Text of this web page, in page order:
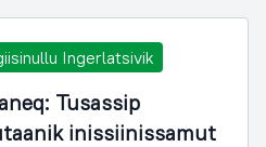
Ingerlatsivik
Tusassip
inissiinissamut